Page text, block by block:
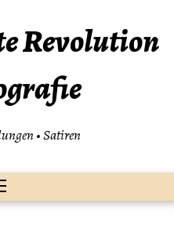
Revolution
• Satiren